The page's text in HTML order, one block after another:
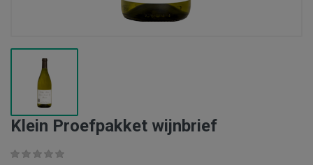
Klein Proefpakket wijnbrief